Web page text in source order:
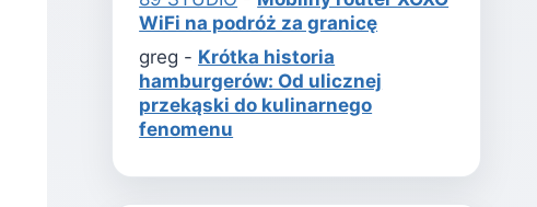
WiFi na podróż za granicę
greg - Krótka historia
hamburgerów: Od ulicznej
przekąski do kulinarnego
fenomenu